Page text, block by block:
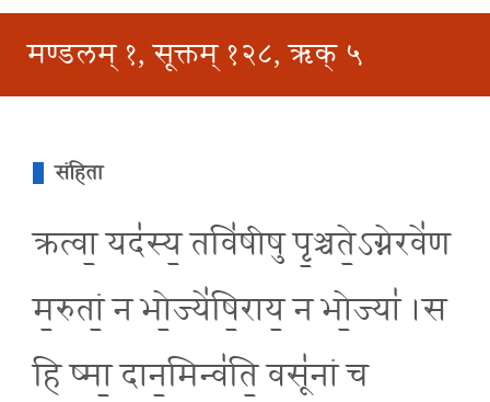
मण्डलम् १, सूक्तम् १२८, ऋक् ५
संहिता
क्रत्वा॒ यद॑स्य॒ तवि॑षीषु पृ॒ञ्चते॒ऽग्नेरवे॑ण
म॒रुतां॒ न भो॒ज्ये॑षि॒राय॒ न भो॒ज्या॑ ।स
हि ष्मा॒ दान॒मिन्व॑ति॒ वसू॑नां च